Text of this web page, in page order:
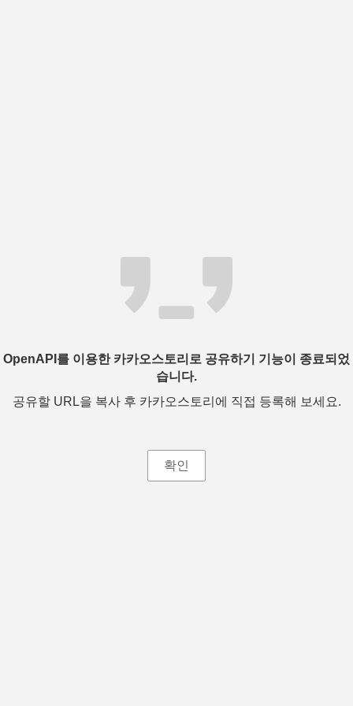
OpenAPI를 이용한 카카오스토리로 공유하기 기능이 종료되었
습니다.
공유할 URL을 복사 후 카카오스토리에 직접 등록해 보세요.
확인